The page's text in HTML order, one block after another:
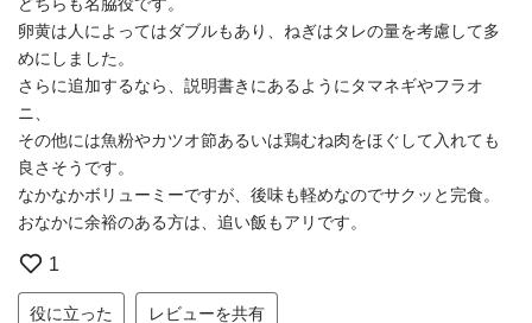
卵黄は人によってはダブルもあり、ねぎはタレの量を考慮して多
めにしました。
さらに追加するなら、説明書きにあるようにタマネギやフラオ
ニ、
その他には魚粉やカツオ節あるいは鶏むね肉をほぐして入れても
良さそうです。
なかなかボリューミーですが、後味も軽めなのでサクッと完食。
おなかに余裕のある方は、追い飯もアリです。
1
役に立った レビューを共有